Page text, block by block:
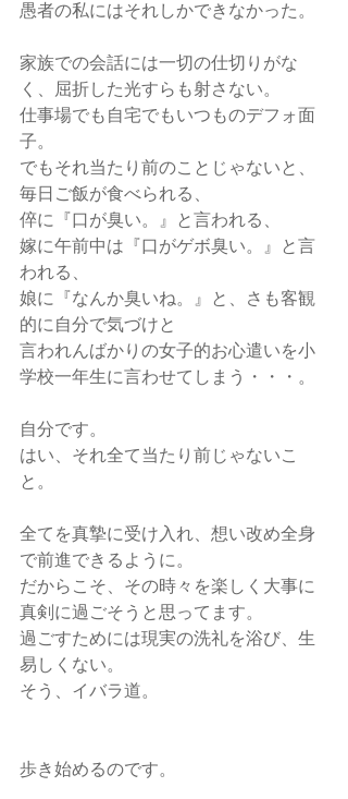
愚者の私にはそれしかできなかった。
家族での会話には一切の仕切りがな
く、屈折した光すらも射さない。
仕事場でも自宅でもいつものデフォ面
子。
でもそれ当たり前のことじゃないと、
毎日ご飯が食べられる、
倅に『口が臭い。』と言われる、
嫁に午前中は『口がゲボ臭い。』と言
われる、
娘に『なんか臭いね。』と、さも客観
的に自分で気づけと
言われんばかりの女子的お心遣いを小
学校一年生に言わせてしまう・・・。
自分です。
はい、それ全て当たり前じゃないこ
と。
全てを真摯に受け入れ、想い改め全身
で前進できるように。
だからこそ、その時々を楽しく大事に
真剣に過ごそうと思ってます。
過ごすためには現実の洗礼を浴び、生
易しくない。
そう、イバラ道。
歩き始めるのです。